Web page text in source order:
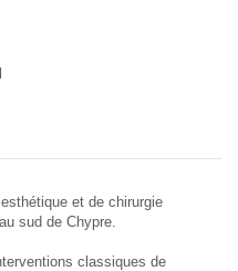
et de chirurgie
sud de Chypre.
classiques de